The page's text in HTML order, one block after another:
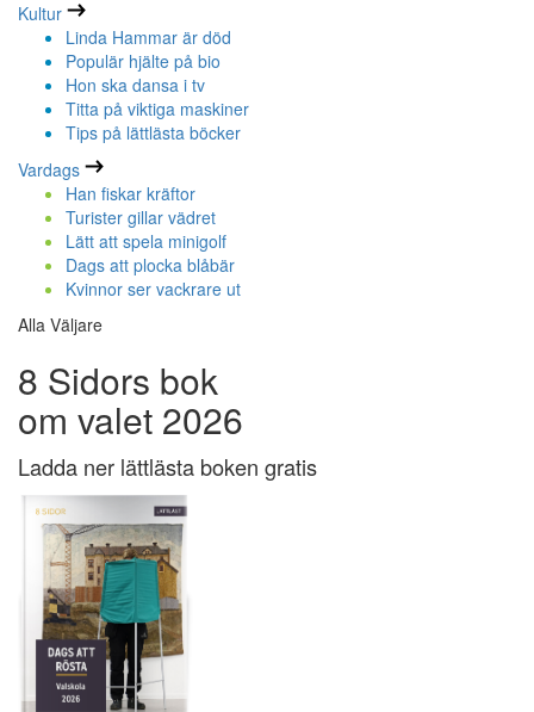
Kultur
Linda Hammar är död
Populär hjälte på bio
Hon ska dansa i tv
Titta på viktiga maskiner
Tips på lättlästa böcker
Vardags
Han fiskar kräftor
Turister gillar vädret
Lätt att spela minigolf
Dags att plocka blåbär
Kvinnor ser vackrare ut
Alla Väljare
8 Sidors bok
om valet 2026
Ladda ner lättlästa boken gratis